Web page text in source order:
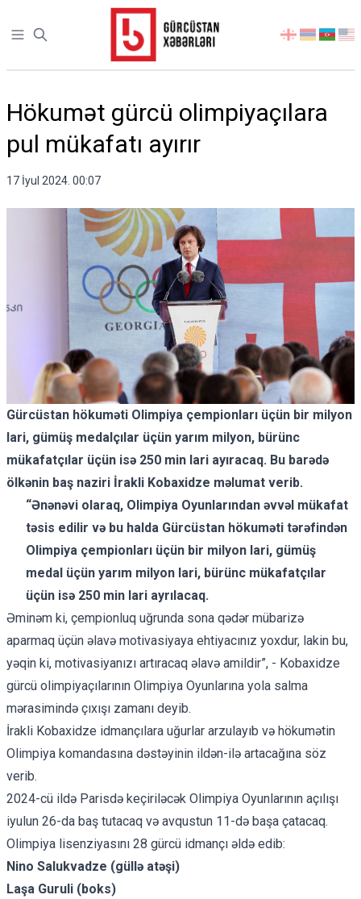
Open sidebar
აირჩიეთ
Hökumət gürcü olimpiyaçılara
pul mükafatı ayırır
17 İyul 2024. 00:07
Gürcüstan hökuməti Olimpiya çempionları üçün bir milyon
lari, gümüş medalçılar üçün yarım milyon, bürünc
mükafatçılar üçün isə 250 min lari ayıracaq. Bu barədə
ölkənin baş naziri İrakli Kobaxidze məlumat verib.
“Ənənəvi olaraq, Olimpiya Oyunlarından əvvəl mükafat
təsis edilir və bu halda Gürcüstan hökuməti tərəfindən
Olimpiya çempionları üçün bir milyon lari, gümüş
medal üçün yarım milyon lari, bürünc mükafatçılar
üçün isə 250 min lari ayrılacaq.
Əminəm ki, çempionluq uğrunda sona qədər mübarizə
aparmaq üçün əlavə motivasiyaya ehtiyacınız yoxdur, lakin bu,
yəqin ki, motivasiyanızı artıracaq əlavə amildir”, - Kobaxidze
gürcü olimpiyaçılarının Olimpiya Oyunlarına yola salma
mərasimində çıxışı zamanı deyib.
İrakli Kobaxidze idmançılara uğurlar arzulayıb və hökumətin
Olimpiya komandasına dəstəyinin ildən-ilə artacağına söz
verib.
2024-cü ildə Parisdə keçiriləcək Olimpiya Oyunlarının açılışı
iyulun 26-da baş tutacaq və avqustun 11-də başa çatacaq.
Olimpiya lisenziyasını 28 gürcü idmançı əldə edib:
Nino Salukvadze (güllə atəşi)
Laşa Guruli (boks)